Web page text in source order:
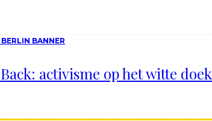
activisme op het witte doek